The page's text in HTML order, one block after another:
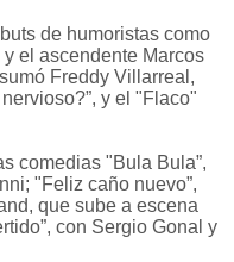
de humoristas como
el ascendente Marcos
Freddy Villarreal,
y el "Flaco"
comedias "Bula Bula”,
"Feliz caño nuevo”,
que sube a escena
con Sergio Gonal y